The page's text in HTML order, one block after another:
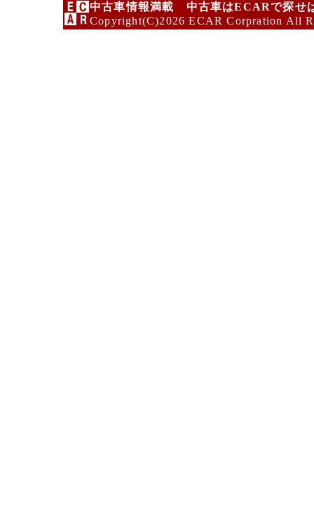
中古車情報満載 中古車はECARで探せ
Copyright(C)2026 ECAR Corpration All